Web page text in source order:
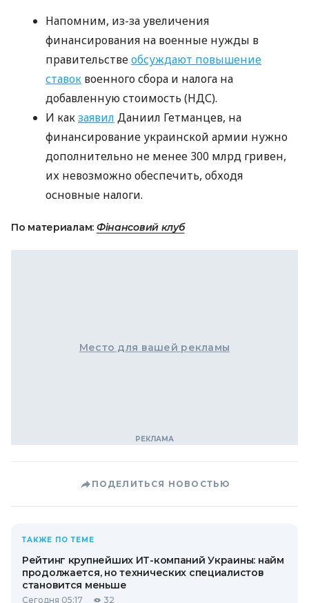
Напомним, из-за увеличения
финансирования на военные нужды в
правительствеобсуждают повышение
ставок военного сбора и налога на
добавленную стоимость (НДС).
И какзаявил Даниил Гетманцев, на
финансирование украинской армии нужно
дополнительно не менее 300 млрд гривен,
их невозможно обеспечить, обходя
основные налоги.
По материалам: Фінансовий клуб
Место для вашей рекламы
ПОДЕЛИТЬСЯ НОВОСТЬЮ
ТАКЖЕ ПО ТЕМЕ
Рейтинг крупнейших ИТ-компаний Украины: найм
продолжается, но технических специалистов
становится меньше
Сегодня 05:17 32